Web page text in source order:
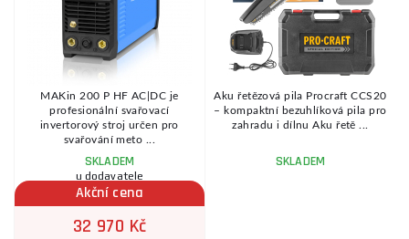
MAKin 200 P HF AC|DC je
profesionální svařovací
invertorový stroj určen pro
svařování meto ...
SKLADEM
u dodavatele
Akční cena
32 970 Kč
Aku řetězová pila Procraft CCS20
– kompaktní bezuhlíková pila pro
zahradu i dílnu Aku řetě ...
SKLADEM